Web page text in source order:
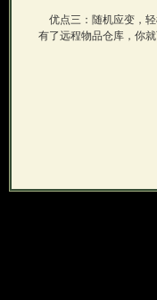
优点三：随机应变，轻
有了远程物品仓库，你